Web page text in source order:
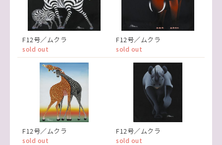
F12号／ムクラ
sold out
F12号／ムクラ
sold out
F12号／ムクラ
sold out
F12号／ムクラ
sold out